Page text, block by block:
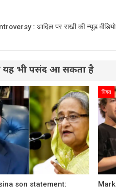
: आदिल पर राखी की न्यूड
भी पसंद आ सकता है
son statement:
विश्व
Mark